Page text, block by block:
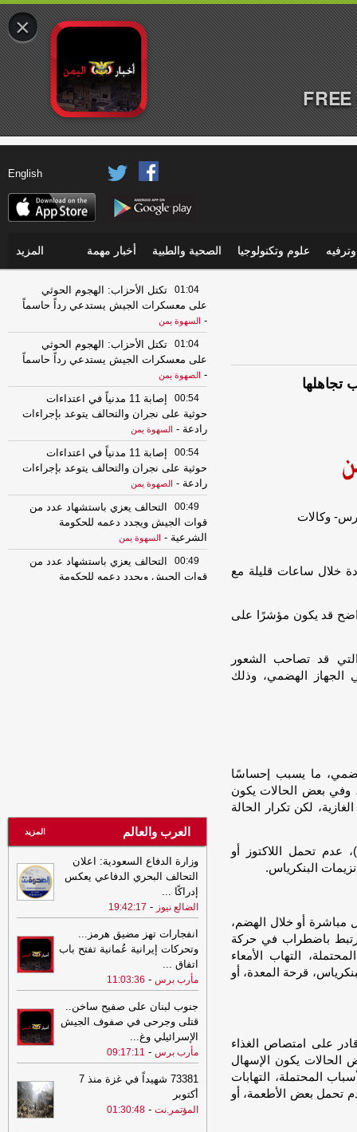
English
علوم وتكنولوجيا الصحية والطبية أخبار مهمة المزيد
خلال ساعات قليلة مع
قد يكون مؤشرًا على
قد تصاحب الشعور
الجهاز الهضمي، وذلك
ما يسبب إحساسًا
وفي بعض الحالات يكون
لكن تكرار الحالة
عدم تحمل اللاكتوز أو
البنكرياس.
مباشرة أو خلال الهضم،
باضطراب في حركة
التهاب الأمعاء
قرحة المعدة، أو
على امتصاص الغذاء
الحالات يكون الإسهال
المحتملة، التهابات
تحمل بعض الأطعمة، أو
01:04
تكتل الأحزاب: الهجوم الحوثي
على معسكرات الجيش يستدعي رداً حاسماً
-
السهوة يمن
01:04
تكتل الأحزاب: الهجوم الحوثي
على معسكرات الجيش يستدعي رداً حاسماً
-
الصهوة يمن
00:54
إصابة 11 مدنياً في اعتداءات
حوثية على نجران والتحالف يتوعد بإجراءات
رادعة - السهوة يمن
00:54
إصابة 11 مدنياً في اعتداءات
حوثية على نجران والتحالف يتوعد بإجراءات
رادعة - الصهوة يمن
00:49
التحالف يعزي باستشهاد عدد من
قوات الجيش ويجدد دعمه للحكومة
الشرعية - السهوة يمن
00:49
التحالف يعزي باستشهاد عدد من
قوات الجيش ويجدد دعمه للحكومة
الدفاع في مأرب وحضرموت ويرفضون بياناً
منسوباً للقبيلة- مأرب برس
21:06
شعب حضرموت يواصل صدارة
الدوري اليمني وتعليق أنشطة الاتحاد في
الحديدة -السهوة يمن
21:06
شعب حضرموت يواصل صدارة
الدوري اليمني وتعليق أنشطة الاتحاد في
الحديدة-الصهوة يمن
21:02
توكل كرمان تدين هجوم الحوثيين
على قوات الطوارئ وتدعو إلى محاسبة
المسؤولين ودعم استعادة الدولة
برس
21:02
توكل كرمان تدين هجوم الحوثيين
على قوات الطوارئ وتدعو إلى محاسبة
المسؤولين ودعم استعادة الدولة
برس
20:30
البنك المركزي يوقف تراخيص
العرب والعالم المزيد
وزارة الدفاع السعودية: اعلان
التحالف البحري الدفاعي يعكس
إدراكًا ...
الضالع نيوز -
19:42:17
انفجارات تهز مضيق هرمز...
وتحركات إيرانية عُمانية تفتح باب
اتفاق ...
مأرب برس -
11:03:36
جنوب لبنان على صفيح ساخن..
قتلى وجرحى في صفوف الجيش
الإسرائيلي وغ...
مأرب برس -
09:17:11
73381 شهيداً في غزة منذ 7
أكتوبر
المؤتمر.نت -
01:30:48
×